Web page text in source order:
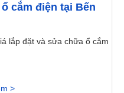
cắm điện tại Bến
lắp đặt và sửa chữa ổ cắm
>